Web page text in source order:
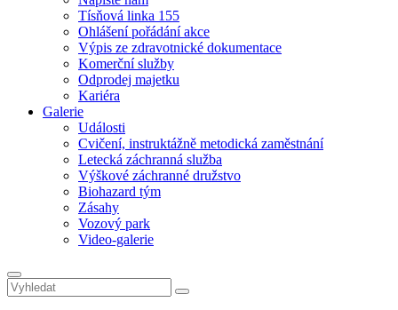
Tísňová linka 155
Ohlášení pořádání akce
Výpis ze zdravotnické dokumentace
Komerční služby
Odprodej majetku
Kariéra
Galerie
Události
Cvičení, instruktážně metodická zaměstnání
Letecká záchranná služba
Výškové záchranné družstvo
Biohazard tým
Zásahy
Vozový park
Video-galerie